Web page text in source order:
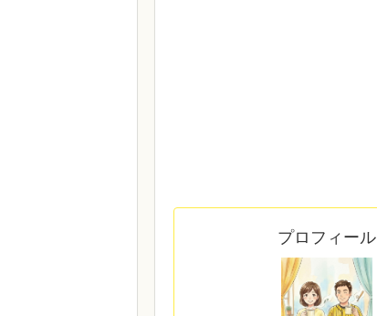
プロフィール